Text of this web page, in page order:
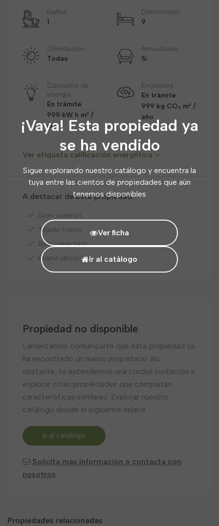
¡Vaya! Esta propiedad ya
se ha vendido
Sigue explorando nuestro catálogo y encuentra la
tuya entre las cientos de propiedades que aún
tenemos disponibles
Ver ficha
Ir al catálogo
Baños
1
Dormitorios
9
Orientación
Todas
Amueblado
Si
Consumo de
energía
En trámite
999 kW h m² /
año
Emisiones
En trámite
999 kg CO₂ m² /
año
Ver etiqueta calificación energética
A destacar de esta propiedad
Gran caserón
Tejado nuevo
Bien conectado
Buena ubicación
Propiedad no disponible
Lamentamos comunicarte que esta propiedad ya
ha encontrado un nuevo propietario. No
obstante, te extendemos una cordial invitación a
explorar otras propiedades que compartan
características similares. Explorar nuestro
catálogo desde el siguiente enlace.
Ir al catálogo
Solicita más información o contacta con
nosotros
Propiedades relacionadas